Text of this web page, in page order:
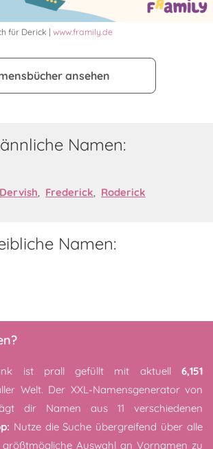
für Derick | www.framily.de
ansehen
Namen:
Dervish, Frederick, Roderick
Namen:
ist prall gefüllt mit aktuell 6,151
Welt. Der XXL-Namensgenerator von
dir Namen aus 11 verschiedenen
Nutze die Suche übergreifend über alle
Auswahl an Vornamen zu